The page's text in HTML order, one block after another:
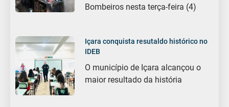
Bombeiros nesta terça-feira (4)
Içara conquista resutaldo histórico no
IDEB
O município de Içara alcançou o
maior resultado da história